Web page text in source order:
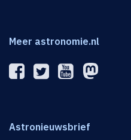
Meer astronomie.nl
Astronieuwsbrief